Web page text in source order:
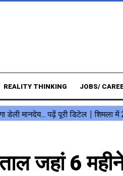
REALITY THINKING JOBS/
जहां 6